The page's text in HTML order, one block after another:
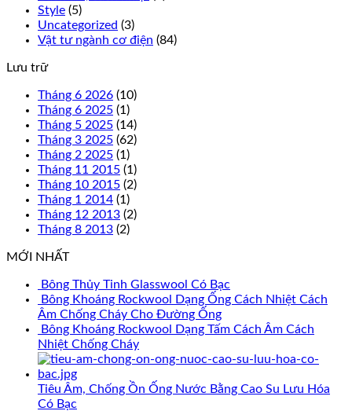
Style (5)
Uncategorized (3)
Vật tư ngành cơ điện (84)
Lưu trữ
Tháng 6 2026 (10)
Tháng 6 2025 (1)
Tháng 5 2025 (14)
Tháng 3 2025 (62)
Tháng 2 2025 (1)
Tháng 11 2015 (1)
Tháng 10 2015 (2)
Tháng 1 2014 (1)
Tháng 12 2013 (2)
Tháng 8 2013 (2)
MỚI NHẤT
Bông Thủy Tinh Glasswool Có Bạc
Bông Khoáng Rockwool Dạng Ống Cách Nhiệt Cách
Âm Chống Cháy Cho Đường Ống
Bông Khoáng Rockwool Dạng Tấm Cách Âm Cách
Nhiệt Chống Cháy
Tiêu Âm, Chống Ồn Ống Nước Bằng Cao Su Lưu Hóa
Có Bạc